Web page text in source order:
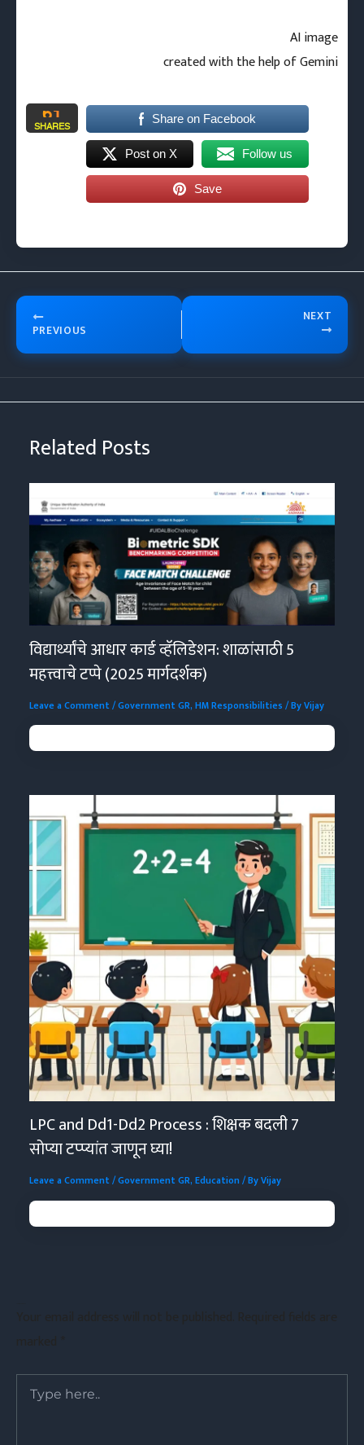
AI image
created with the help of Gemini
61
SHARES
Share on Facebook
Post on X Follow us
Save
PREVIOUS
NEXT
Related Posts
विद्यार्थ्यांचे आधार कार्ड व्हॅलिडेशन: शाळांसाठी 5
महत्त्वाचे टप्पे (2025 मार्गदर्शक)
Leave a Comment/Government GR,HM Responsibilities / ByVijay
LPC and Dd1-Dd2 Process : शिक्षक बदली 7
सोप्या टप्प्यांत जाणून घ्या!
Leave a Comment/Government GR,Education/ ByVijay
Type
here..